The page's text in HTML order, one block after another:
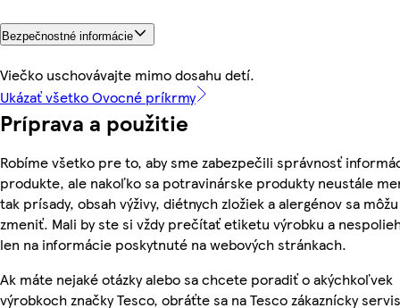
Bezpečnostné informácie
Viečko uschovávajte mimo dosahu detí.
Ukázať všetko Ovocné príkrmy
Príprava a použitie
Robíme všetko pre to, aby sme zabezpečili správnosť
produkte, ale nakoľko sa potravinárske produkty neustále
tak prísady, obsah výživy, diétnych zložiek a alergénov sa môžu
zmeniť. Mali by ste si vždy prečítať etiketu výrobku a
len na informácie poskytnuté na webových stránkach.
Ak máte nejaké otázky alebo sa chcete poradiť o akýchkoľvek
výrobkoch značky Tesco, obráťte sa na Tesco zákaznícky